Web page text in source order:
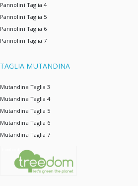
Pannolini Taglia 4
Pannolini Taglia 5
Pannolini Taglia 6
Pannolini Taglia 7
TAGLIA MUTANDINA
Mutandina Taglia 3
Mutandina Taglia 4
Mutandina Taglia 5
Mutandina Taglia 6
Mutandina Taglia 7